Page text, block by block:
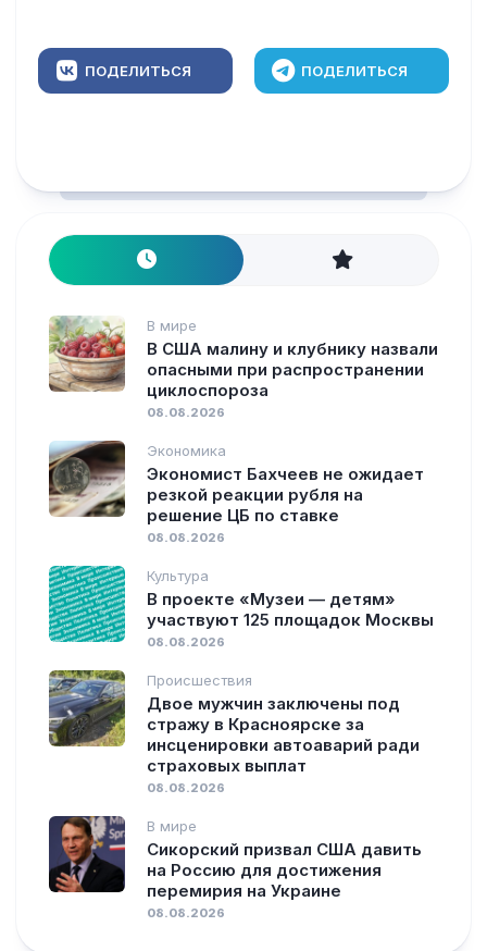
ПОДЕЛИТЬСЯ ПОДЕЛИТЬСЯ
В мире
В США малину и клубнику назвали
опасными при распространении
циклоспороза
08.08.2026
Экономика
Экономист Бахчеев не ожидает
резкой реакции рубля на
решение ЦБ по ставке
08.08.2026
Культура
В проекте «Музеи — детям»
участвуют 125 площадок Москвы
08.08.2026
Происшествия
Двое мужчин заключены под
стражу в Красноярске за
инсценировки автоаварий ради
страховых выплат
08.08.2026
В мире
Сикорский призвал США давить
на Россию для достижения
перемирия на Украине
08.08.2026